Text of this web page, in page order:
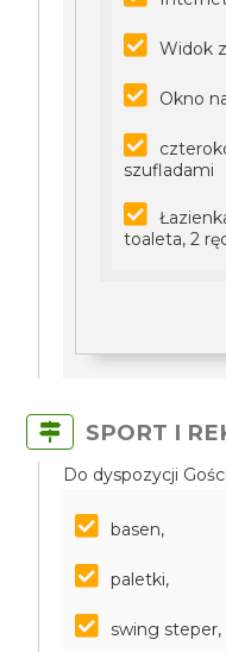
Widok
Okno
szufladami
toaleta, 2
SPORT I
Do dyspozycji
basen,
paletki,
swing steper,